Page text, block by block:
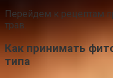
Перейдем к рецептам
трав.
Как принимать
типа